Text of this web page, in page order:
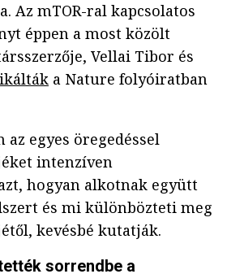
Az mTOR-ral kapcsolatos
éppen a most közölt
Vellai Tibor és
a Nature folyóiratban
az egyes öregedéssel
intenzíven
hogyan alkotnak együtt
és mi különbözteti meg
kevésbé kutatják.
sorrendbe a